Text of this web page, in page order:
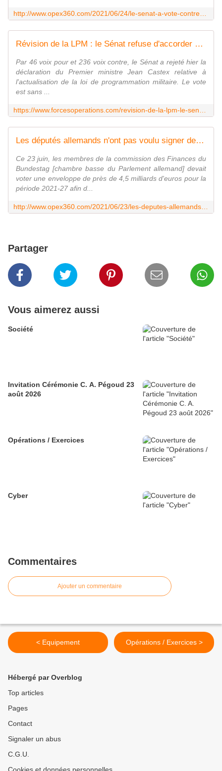
Révision de la LPM : le Sénat refuse d'accorder sa confiance - FOB - Forces Operations Blog
Par 46 voix pour et 236 voix contre, le Sénat a rejeté hier la
déclaration du Premier ministre Jean Castex relative à
l'actualisation de la loi de programmation militaire. Le vote
est sans ...
Les députés allemands n'ont pas voulu signer de chèque en blanc pour la poursuite du programme SCAF
Ce 23 juin, les membres de la commission des Finances du
Bundestag [chambre basse du Parlement allemand] devait
voter une enveloppe de près de 4,5 milliards d'euros pour la
période 2021-27 afin d...
Partager
Vous aimerez aussi
Société
Invitation Cérémonie C. A. Pégoud 23
août 2026
Opérations / Exercices
Cyber
Commentaires
Ajouter un commentaire
< Equipement Opérations / Exercices >
Hébergé par Overblog
Top articles
Pages
Contact
Signaler un abus
C.G.U.